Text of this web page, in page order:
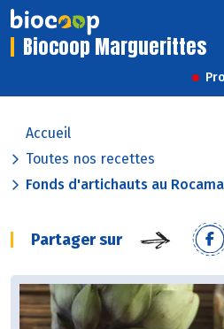
Biocoop Marguerittes
Accueil
Toutes nos recettes
Fonds d'artichauts au
Partager sur